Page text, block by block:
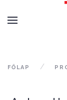
FŐLAP